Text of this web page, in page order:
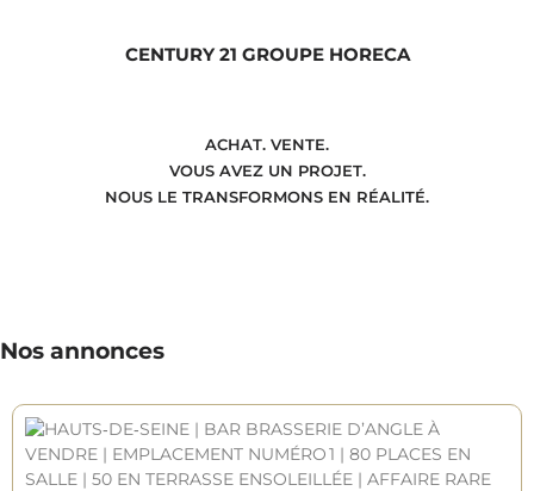
CENTURY 21 GROUPE HORECA
ACHAT. VENTE.
VOUS AVEZ UN PROJET.
NOUS LE TRANSFORMONS EN RÉALITÉ.
Nos annonces